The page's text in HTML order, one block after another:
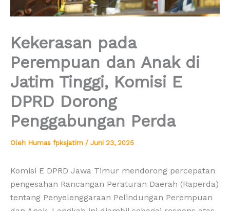
Kekerasan pada
Perempuan dan Anak di
Jatim Tinggi, Komisi E
DPRD Dorong
Penggabungan Perda
Oleh Humas fpksjatim / Juni 23, 2025
Komisi E DPRD Jawa Timur mendorong percepatan
pengesahan Rancangan Peraturan Daerah (Raperda)
tentang Penyelenggaraan Pelindungan Perempuan